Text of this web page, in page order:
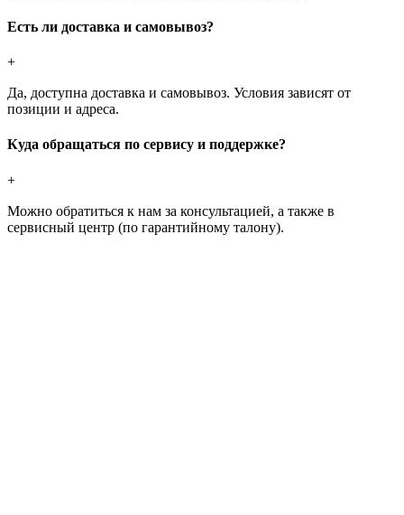
Есть ли доставка и самовывоз?
+
Да, доступна доставка и самовывоз. Условия зависят от
позиции и адреса.
Куда обращаться по сервису и поддержке?
+
Можно обратиться к нам за консультацией, а также в
сервисный центр (по гарантийному талону).